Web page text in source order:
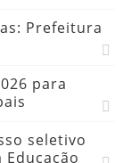
Prefeitura
para
seletivo